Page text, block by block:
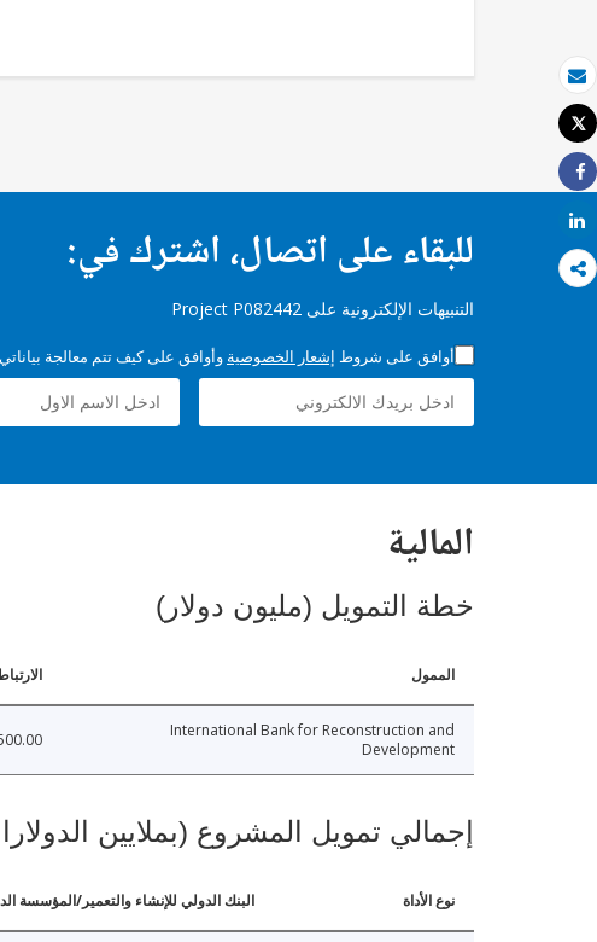
بريد الكتروني
طباعة
Tweet
Share
Share
للبقاء على اتصال، اشترك في:
التنبيهات الإلكترونية على Project P082442
أوافق على شروط إشعار الخصوصية وأوافق على كيف تتم معالجة
المالية
خطة التمويل (مليون دولار)
الممول
International Bank for Reconstruction and
Development
إجمالي تمويل المشروع (بملايين
نوع الأداة البنك الدولي للإنشاء والتعمير/المؤسسة